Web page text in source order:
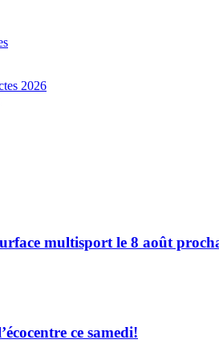
2026
multisport le 8 août
ce samedi!